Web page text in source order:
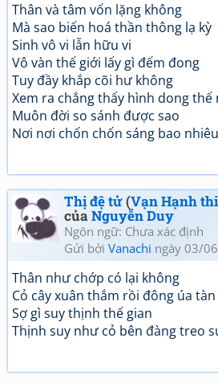
Thân và tâm vốn lặng không
Mà sao biến hoá thần thông lạ kỳ
Sinh vô vi lẫn hữu vi
Vô vàn thế giới lấy gì đếm đong
Tuy đầy khắp cõi hư không
Xem ra chẳng thấy hình dong thế
Muôn đời so sánh được sao
Nơi nơi chốn chốn sáng bao
Thị đệ tử(Vạn Hạnh
củaNguyễn Duy
Ngôn ngữ: Chưa xác định
Gửi bởi Vanachi ngày 03/
Thân như chớp có lại không
Cỏ cây xuân thắm rồi đông úa tàn
Sợ gì suy thịnh thế gian
Thịnh suy như cỏ bên đàng treo